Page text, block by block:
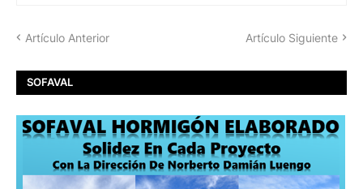
Artículo Anterior Artículo Siguiente
SOFAVAL